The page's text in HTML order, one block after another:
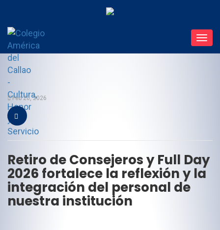
Feb 20, 2026
Retiro de Consejeros y Full Day
2026 fortalece la reflexión y la
integración del personal de
nuestra institución